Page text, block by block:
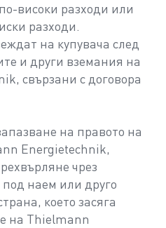
високи разходи или
разходи.
на купувача след
и други вземания на
свързани с договора
на правото на
Energietechnik,
чрез
наем или друго
което засяга
на Thielmann